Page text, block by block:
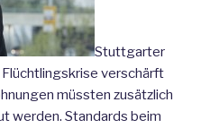
Stuttgarter
verschärft
müssten zusätzlich
werden. Standards beim